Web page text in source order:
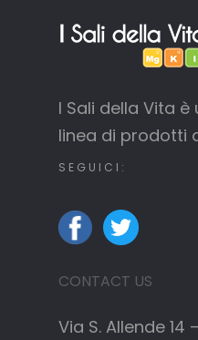
I Sali della Vita
linea di prodotti
SEGUICI:
CONTACT US
Via S. Allende 14